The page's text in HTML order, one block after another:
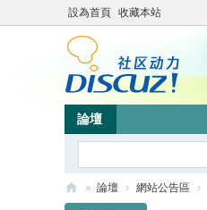
設為首頁 收藏本站
論壇
» 論壇 › 網站公告區 ›